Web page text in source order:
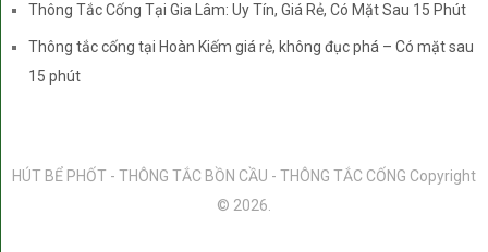
Thông Tắc Cống Tại Gia Lâm: Uy Tín, Giá Rẻ, Có Mặt Sau 15 Phút
Thông tắc cống tại Hoàn Kiếm giá rẻ, không đục phá – Có mặt sau
15 phút
HÚT BỂ PHỐT - THÔNG TẮC BỒN CẦU - THÔNG TẮC CỐNG Copyright
© 2026.